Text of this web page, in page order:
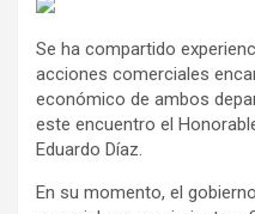
Se ha compartido
acciones comerciales
económico de ambos
este encuentro el
Eduardo Díaz.
En su momento, el